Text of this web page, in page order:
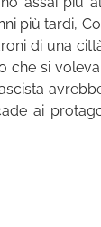
più tardi,
di una
che si
ai